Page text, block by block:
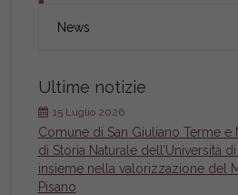
News
Ultime notizie
Comune di San Giuliano Terme e
di Storia Naturale dell’Università di
insieme nella valorizzazione del
Pisano
15 Luglio 2026